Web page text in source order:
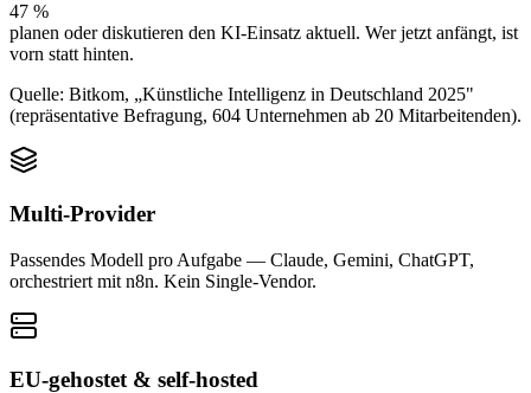
47 %
planen oder diskutieren den KI-Einsatz aktuell. Wer jetzt anfängt, ist
vorn statt hinten.
Quelle: Bitkom, „Künstliche Intelligenz in Deutschland 2025"
(repräsentative Befragung, 604 Unternehmen ab 20 Mitarbeitenden).
Multi-Provider
Passendes Modell pro Aufgabe — Claude, Gemini, ChatGPT,
orchestriert mit n8n. Kein Single-Vendor.
EU-gehostet & self-hosted